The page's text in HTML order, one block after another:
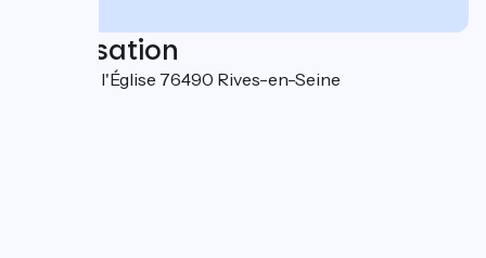
Localisation
2 Place de l'Église 76490 Rives-en-Seine